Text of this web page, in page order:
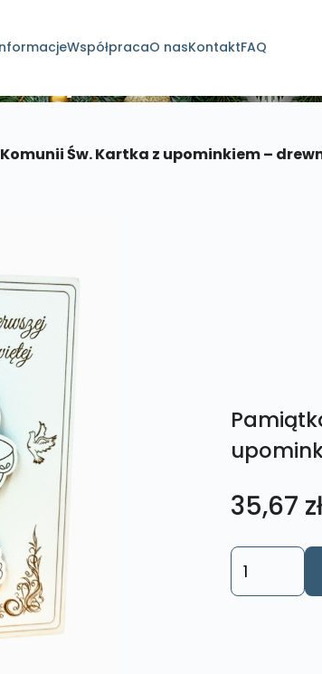
WspółpracaO nasKontaktFAQ
Św. Kartka z upominkiem –
35,67 zł
ilość
Pamiątka